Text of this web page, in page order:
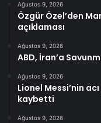
Ağustos 9, 2026
Özgür Özel’den
açıklaması
Ağustos 9, 2026
ABD, İran’a
Ağustos 9, 2026
Lionel Messi’nin
kaybetti
Ağustos 9, 2026